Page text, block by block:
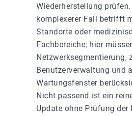
Wiederherstellung prüfen.
komplexerer Fall betrifft
Standorte oder
Fachbereiche; hier
Netzwerksegmentierung,
Benutzerverwaltung und
Wartungsfenster
Nicht passend ist ein
Update ohne Prüfung der